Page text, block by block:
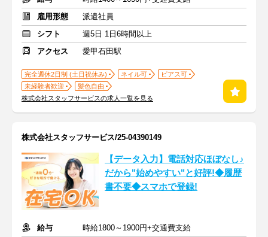
雇用形態
派遣社員
シフト
週5日 1日6時間以上
アクセス
愛甲石田駅
完全週休2日制 (土日祝休み) ネイル可
ピアス可
未経験者歓迎
髪色自由
株式会社スタッフサービスの求人一覧を見る
株式会社スタッフサービス/25-04390149
【データ入力】電話対応ほぼなし♪
だから"始めやすい"と好評!◆履歴
書不要◆スマホで登録!
給与
時給1800～1900円+交通費支給